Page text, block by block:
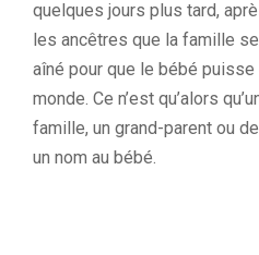
quelques jours plus tard,
les ancêtres que la famille se
aîné pour que le bébé
monde. Ce n’est qu’alors
famille, un grand-parent ou
un nom au bébé.